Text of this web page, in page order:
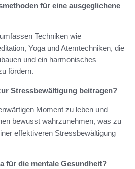
für eine ausgeglichene
Techniken wie
Yoga und Atemtechniken, die
und ein harmonisches
fördern.
Stressbewältigung beitragen?
Moment zu leben und
bewusst wahrzunehmen, was zu
effektiveren Stressbewältigung
für die mentale Gesundheit?